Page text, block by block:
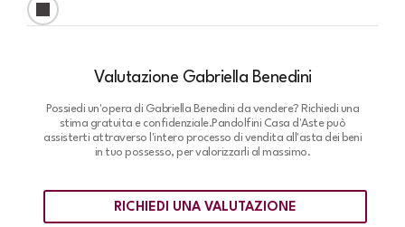
Valutazione Gabriella Benedini
Possiedi un'opera di Gabriella Benedini da vendere? Richiedi una
stima gratuita e confidenziale.Pandolfini Casa d'Aste può
assisterti attraverso l'intero processo di vendita all'asta dei beni
in tuo possesso, per valorizzarli al massimo.
RICHIEDI UNA VALUTAZIONE